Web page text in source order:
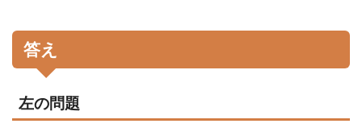
答え
左の問題